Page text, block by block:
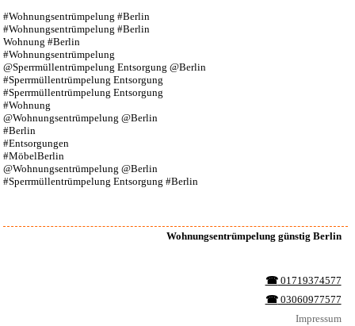
#Wohnungsentrümpelung #Berlin
#Wohnungsentrümpelung #Berlin
Wohnung #Berlin
#Wohnungsentrümpelung
@Sperrmüllentrümpelung Entsorgung @Berlin
#Sperrmüllentrümpelung Entsorgung
#Sperrmüllentrümpelung Entsorgung
#Wohnung
@Wohnungsentrümpelung @Berlin
#Berlin
#Entsorgungen
#MöbelBerlin
@Wohnungsentrümpelung @Berlin
#Sperrmüllentrümpelung Entsorgung #Berlin
Wohnungsentrümpelung günstig Berlin
☎︎01719374577
☎︎03060977577
Impressum